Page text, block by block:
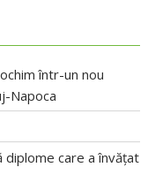
într-un nou
Napoca
diplome care a învățat